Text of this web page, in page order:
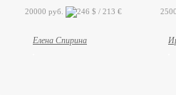
20000 руб.
Елена Спирина